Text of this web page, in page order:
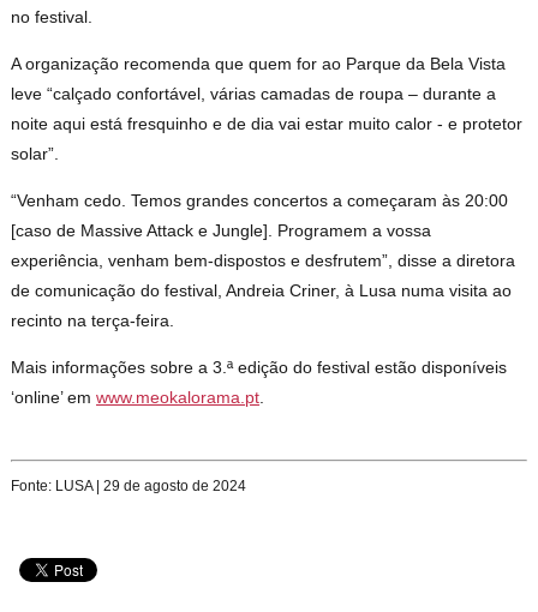
no festival.
A organização recomenda que quem for ao Parque da Bela Vista
leve “calçado confortável, várias camadas de roupa – durante a
noite aqui está fresquinho e de dia vai estar muito calor - e protetor
solar”.
“Venham cedo. Temos grandes concertos a começaram às 20:00
[caso de Massive Attack e Jungle]. Programem a vossa
experiência, venham bem-dispostos e desfrutem”, disse a diretora
de comunicação do festival, Andreia Criner, à Lusa numa visita ao
recinto na terça-feira.
Mais informações sobre a 3.ª edição do festival estão disponíveis
‘online’ emwww.meokalorama.pt.
Fonte: LUSA | 29 de agosto de 2024